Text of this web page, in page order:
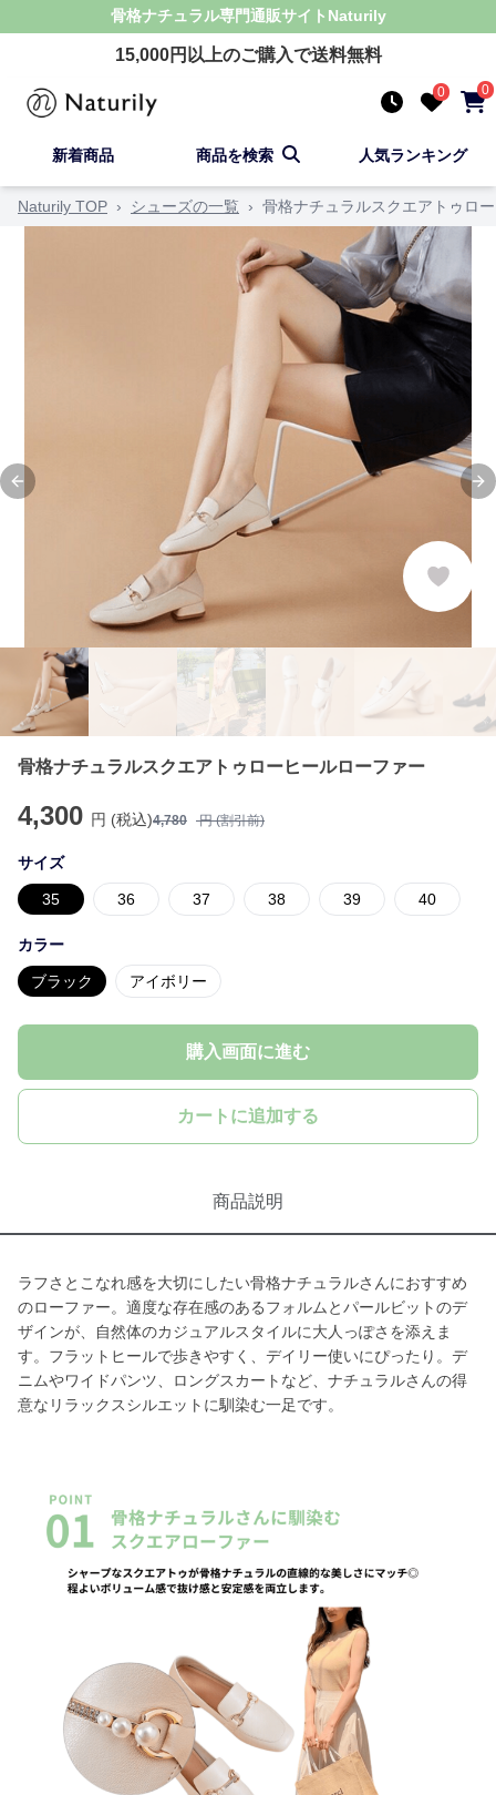
骨格ナチュラル専門通販サイト Naturily
15,000円以上のご購入で送料無料
0 0
新着商品 商品を検索 人気ランキング
Naturily TOP › シューズの一覧 › 骨格ナチュラルスクエアトゥロ
Previous slide
骨格ナチュラルスクエアトゥローヒールローファー
4,300 円 (税込)4,780 円 (割引前)
サイズ
35 36 37 38 39 40
カラー
ブラック アイボリー
購入画面に進む
カートに追加する
商品説明
ラフさとこなれ感を大切にしたい骨格ナチュラルさんにおすすめ
のローファー。適度な存在感のあるフォルムとパールビットのデ
ザインが、自然体のカジュアルスタイルに大人っぽさを添えま
す。フラットヒールで歩きやすく、デイリー使いにぴったり。デ
ニムやワイドパンツ、ロングスカートなど、ナチュラルさんの得
意なリラックスシルエットに馴染む一足です。